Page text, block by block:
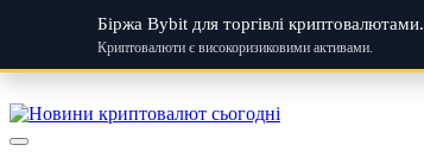
Біржа Bybit для торгівлі криптовалютами.
Криптовалюти є високоризиковими активами.
to
content